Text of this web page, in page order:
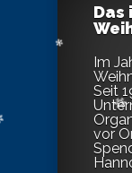
Das
Im
Seit
vor